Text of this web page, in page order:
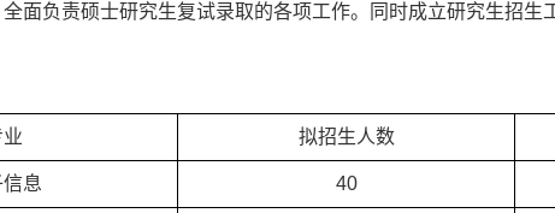
面负责硕士研究生复试录取的各项工作。同时成立研究生招生
业 拟招生人数
信息 40